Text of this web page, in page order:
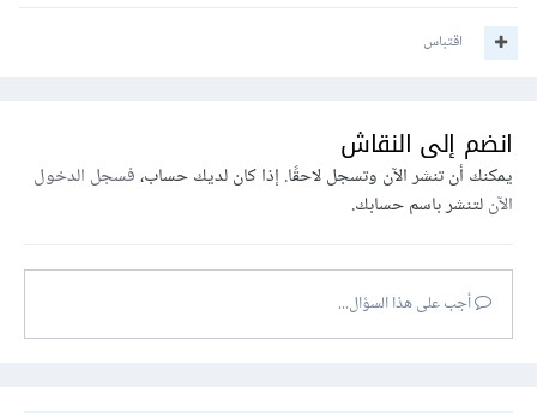
اقتباس
انضم إلى النقاش
يمكنك أن تنشر الآن وتسجل لاحقًا. إذا كان لديك حساب،فسجل الدخول
الآنلتنشر باسم حسابك.
أجب على هذا السؤال...